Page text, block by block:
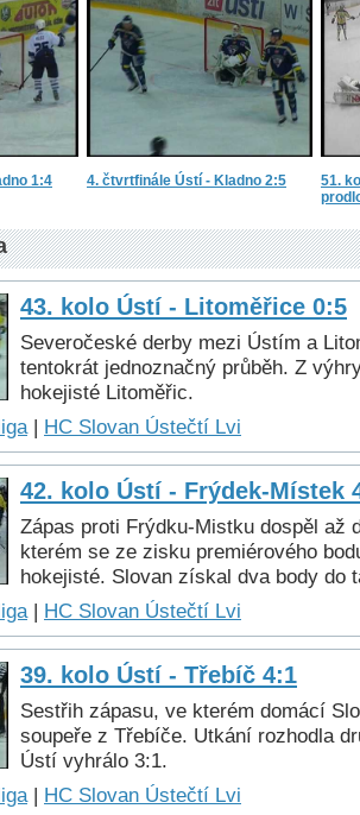
1:4 4. čtvrtfinále Ústí - Kladno 2:5
51.
43. kolo Ústí - Litoměřice 0:5
Severočeské derby mezi Ústím a
tentokrát jednoznačný průběh. Z
hokejisté Litoměřic.
| HC Slovan Ústečtí Lvi
42. kolo Ústí - Frýdek-Místek
Zápas proti Frýdku-Mistku dospěl až
kterém se ze zisku premiérového
hokejisté. Slovan získal dva body do
| HC Slovan Ústečtí Lvi
39. kolo Ústí - Třebíč 4:1
Sestřih zápasu, ve kterém domácí
soupeře z Třebíče. Utkání rozhodla
Ústí vyhrálo 3:1.
| HC Slovan Ústečtí Lvi